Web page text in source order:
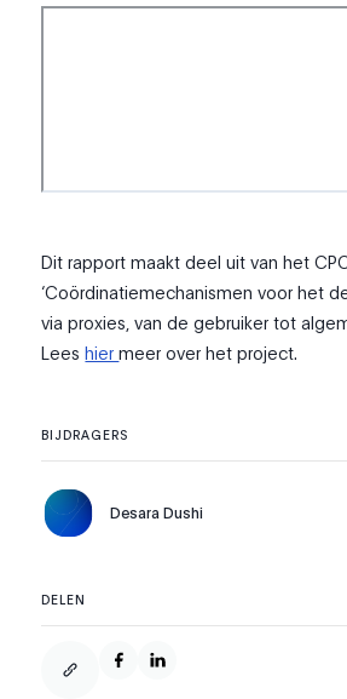
Dit rapport maakt deel uit van het
‘Coördinatiemechanismen voor het
via proxies, van de gebruiker tot
Leeshiermeer over het project.
BIJDRAGERS
Desara Dushi
DELEN